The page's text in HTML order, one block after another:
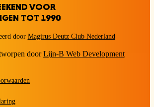
VOOR
TOT 1990
door Magirus Deutz Club Nederland
doorLijn-B Web Development